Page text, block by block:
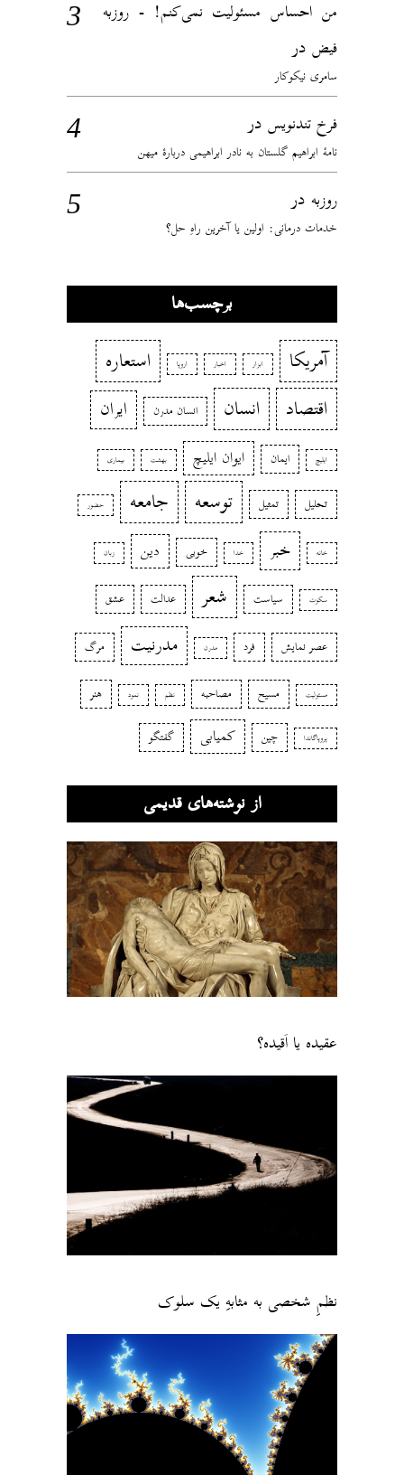
من احساس مسئولیت نمی‌کنم! - روزبه
فیض در
سامری نیکوکار
فرخ تندنویس در
نامهٔ ابراهیم گلستان به نادر ابراهیمی دربارهٔ میهن
روزبه در
خدمات درمانی: اولین یا آخرین راهِ حل؟
برچسب‌ها
آمریکا ابزار اخبار اروپا
استعاره
اقتصاد
انسان انسان مدرن ایران
ایلیچ ایمان ایوان ایلیچ بهشت بیماری
تحلیل تمثیل توسعه جامعه حضور
خانه خبر خدا خوبی دین زبان
سکوت سیاست شعر عدالت عشق
عصر نمایش فرد مدرن مدرنیت مرگ
مسئولیت مسیح مصاحبه نظم نمود هنر
پروپاگاندا چین کمیابی گفتگو
از نوشته‌های قدیمی
عقیده یا اَقیده؟
نظمِ شخصی به مثابهِ یک سلوک